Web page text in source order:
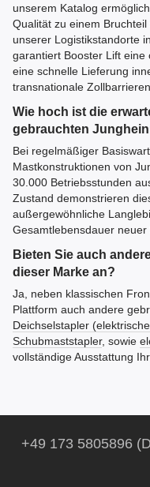
unserem Katalog
Qualität zu einem
unserer Logistikstandorte
garantiert Booster Lift eine
eine schnelle Lieferung
transnationale
Wie hoch ist die
gebrauchten
Bei regelmäßiger
Mastkonstruktionen von
30.000 Betriebsstunden
Zustand demonstrieren
außergewöhnliche
Gesamtlebensdauer neuer
Bieten Sie auch
dieser Marke an?
Ja, neben klassischen
Plattform auch andere
Deichselstapler
Schubmaststapler, sowie
vollständige Ausstattung
+49 173 5805896